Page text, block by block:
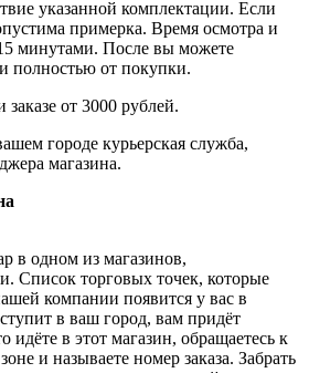
указанной комплектации. Если
примерка. Время осмотра и
минутами. После вы можете
полностью от покупки.
заказе от 3000 рублей.
городе курьерская служба,
магазина.
в одном из магазинов,
Список торговых точек, которые
компании появится у вас в
в ваш город, вам придёт
идёте в этот магазин, обращаетесь к
и называете номер заказа. Забрать